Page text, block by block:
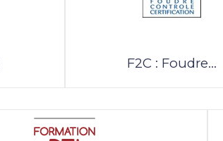
F2C : Foudre...